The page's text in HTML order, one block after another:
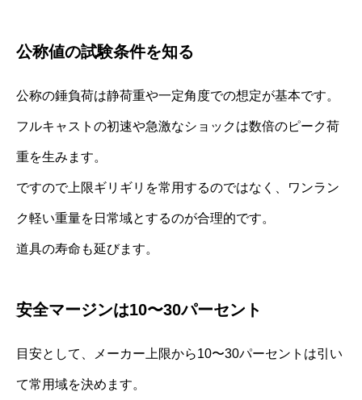
公称値の試験条件を知る
公称の錘負荷は静荷重や一定角度での想定が基本です。
フルキャストの初速や急激なショックは数倍のピーク荷
重を生みます。
ですので上限ギリギリを常用するのではなく、ワンラン
ク軽い重量を日常域とするのが合理的です。
道具の寿命も延びます。
安全マージンは10〜30パーセント
目安として、メーカー上限から10〜30パーセントは引い
て常用域を決めます。